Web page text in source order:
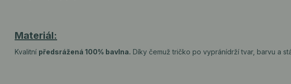
Materiál:
Kvalitní předsrážená 100% bavlna. Díky čemuž tričko po vypránídrží tvar, barvu a